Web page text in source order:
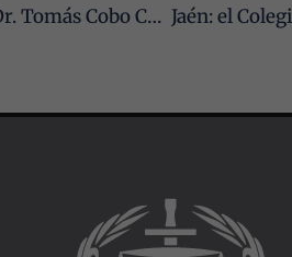
José Blas Fernández Sánchez presente en la elección del Dr. Tomás Cobo Castro como nuevo presidente de la Unión Profesional
Para